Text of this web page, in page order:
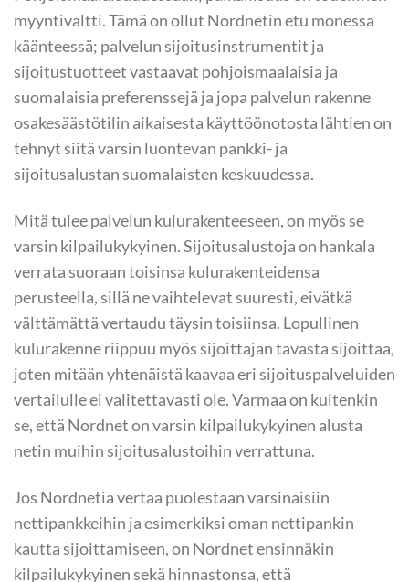
myyntivaltti. Tämä on ollut Nordnetin etu monessa
käänteessä; palvelun sijoitusinstrumentit ja
sijoitustuotteet vastaavat pohjoismaalaisia ja
suomalaisia preferenssejä ja jopa palvelun rakenne
osakesäästötilin aikaisesta käyttöönotosta lähtien on
tehnyt siitä varsin luontevan pankki- ja
sijoitusalustan suomalaisten keskuudessa.
Mitä tulee palvelun kulurakenteeseen, on myös se
varsin kilpailukykyinen. Sijoitusalustoja on hankala
verrata suoraan toisinsa kulurakenteidensa
perusteella, sillä ne vaihtelevat suuresti, eivätkä
välttämättä vertaudu täysin toisiinsa. Lopullinen
kulurakenne riippuu myös sijoittajan tavasta sijoittaa,
joten mitään yhtenäistä kaavaa eri sijoituspalveluiden
vertailulle ei valitettavasti ole. Varmaa on kuitenkin
se, että Nordnet on varsin kilpailukykyinen alusta
netin muihin sijoitusalustoihin verrattuna.
Jos Nordnetia vertaa puolestaan varsinaisiin
nettipankkeihin ja esimerkiksi oman nettipankin
kautta sijoittamiseen, on Nordnet ensinnäkin
kilpailukykyinen sekä hinnastonsa, että